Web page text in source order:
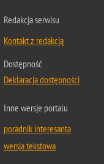
Redakcja serwisu
Kontakt z redakcją
Dostępność
Deklaracja dostępności
Inne wersje portalu
poradnik interesanta
wersja tekstowa